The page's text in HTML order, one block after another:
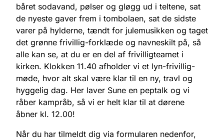
båret sodavand, pølser og gløgg ud i teltene, sat
de nyeste gaver frem i tombolaen, sat de sidste
varer på hylderne, tændt for julemusikken og taget
det grønne frivillig-forklæde og navneskilt på, så
alle kan se, at du er en del af frivilligteamet i
kirken. Klokken 11.40 afholder vi et lyn-frivillig-
møde, hvor alt skal være klar til en ny, travl og
hyggelig dag. Her laver Sune en peptalk og vi
råber kampråb, så vi er helt klar til at dørene
åbner kl. 12.00!
Når du har tilmeldt dig via formularen nedenfor,